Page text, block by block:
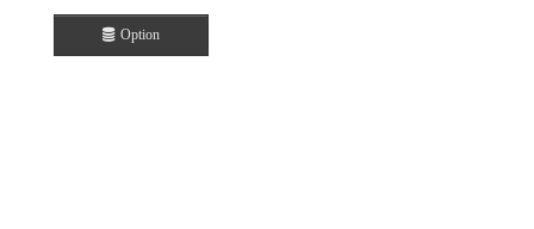
Option